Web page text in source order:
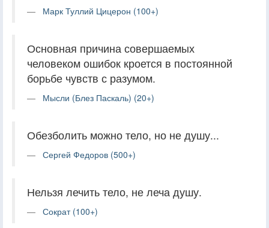
Марк Туллий Цицерон (100+)
Основная причина совершаемых
человеком ошибок кроется в постоянной
борьбе чувств с разумом.
Мысли (Блез Паскаль) (20+)
Обезболить можно тело, но не душу...
Сергей Федоров (500+)
Нельзя лечить тело, не леча душу.
Сократ (100+)